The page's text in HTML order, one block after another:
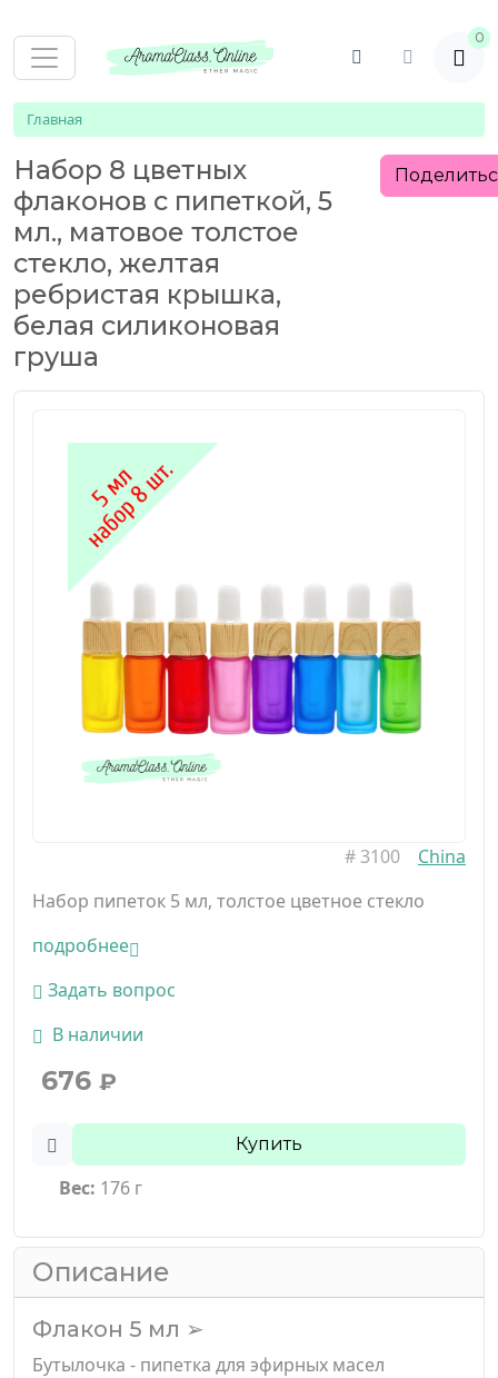
0
Главная
Набор 8 цветных
флаконов с пипеткой, 5
мл., матовое толстое
стекло, желтая
ребристая крышка,
белая силиконовая
груша
#3100
China
Набор пипеток 5 мл, толстое цветное стекло
подробнее
Задать вопрос
В наличии
676 ₽
Купить
Вес: 176 г
Описание
Флакон 5 мл ➢
Бутылочка - пипетка для эфирных масел